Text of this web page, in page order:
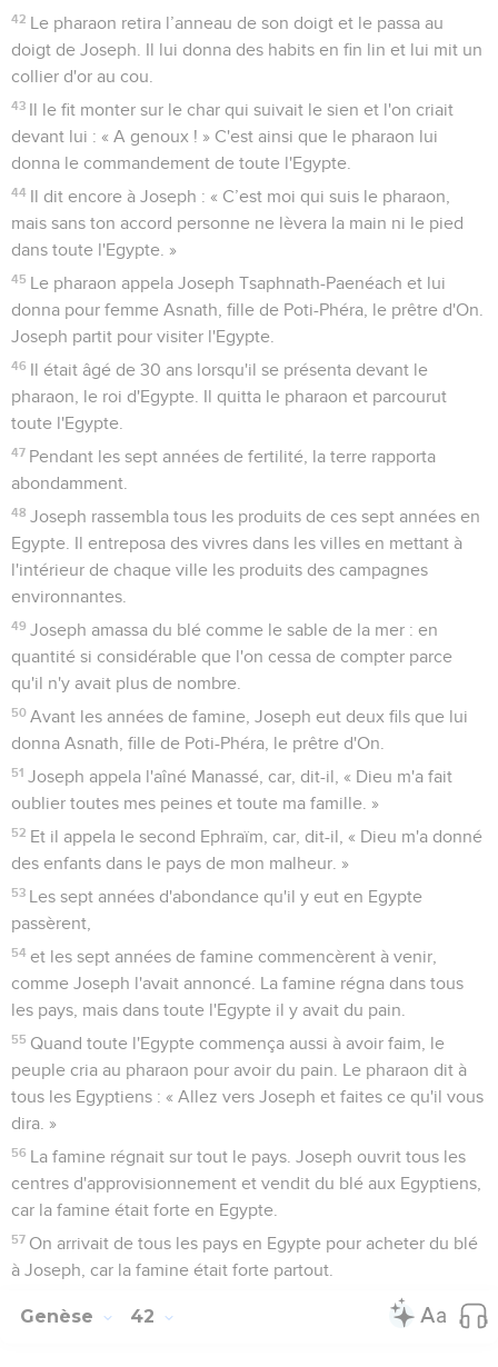
42 Le pharaon retira l’anneau de son doigt et le passa au
doigt de Joseph. Il lui donna des habits en fin lin et lui mit un
collier d'or au cou.
43 Il le fit monter sur le char qui suivait le sien et l'on criait
devant lui : « A genoux ! » C'est ainsi que le pharaon lui
donna le commandement de toute l'Egypte.
44 Il dit encore à Joseph : « C’est moi qui suis le pharaon,
mais sans ton accord personne ne lèvera la main ni le pied
dans toute l'Egypte. »
45 Le pharaon appela Joseph Tsaphnath-Paenéach et lui
donna pour femme Asnath, fille de Poti-Phéra, le prêtre d'On.
Joseph partit pour visiter l'Egypte.
46 Il était âgé de 30 ans lorsqu'il se présenta devant le
pharaon, le roi d'Egypte. Il quitta le pharaon et parcourut
toute l'Egypte.
47 Pendant les sept années de fertilité, la terre rapporta
abondamment.
48 Joseph rassembla tous les produits de ces sept années en
Egypte. Il entreposa des vivres dans les villes en mettant à
l'intérieur de chaque ville les produits des campagnes
environnantes.
49 Joseph amassa du blé comme le sable de la mer : en
quantité si considérable que l'on cessa de compter parce
qu'il n'y avait plus de nombre.
50 Avant les années de famine, Joseph eut deux fils que lui
donna Asnath, fille de Poti-Phéra, le prêtre d'On.
51 Joseph appela l'aîné Manassé, car, dit-il, « Dieu m'a fait
oublier toutes mes peines et toute ma famille. »
52 Et il appela le second Ephraïm, car, dit-il, « Dieu m'a donné
des enfants dans le pays de mon malheur. »
53 Les sept années d'abondance qu'il y eut en Egypte
passèrent,
54 et les sept années de famine commencèrent à venir,
comme Joseph l'avait annoncé. La famine régna dans tous
les pays, mais dans toute l'Egypte il y avait du pain.
55 Quand toute l'Egypte commença aussi à avoir faim, le
peuple cria au pharaon pour avoir du pain. Le pharaon dit à
tous les Egyptiens : « Allez vers Joseph et faites ce qu'il vous
dira. »
56 La famine régnait sur tout le pays. Joseph ouvrit tous les
centres d'approvisionnement et vendit du blé aux Egyptiens,
car la famine était forte en Egypte.
57 On arrivait de tous les pays en Egypte pour acheter du blé
à Joseph, car la famine était forte partout.
Genèse 42